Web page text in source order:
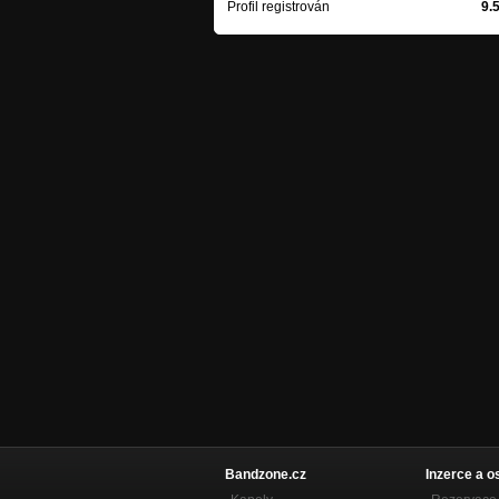
Profil registrován
Bandzone.cz
Inzerce a